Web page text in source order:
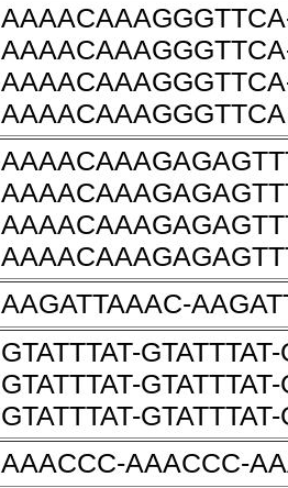
AAAACAAAGGGTTCA
AAGATTAAAC-
GTATTTAT-
GTATTTAT-
GTATTTAT-
AAACCC-AAACCC-